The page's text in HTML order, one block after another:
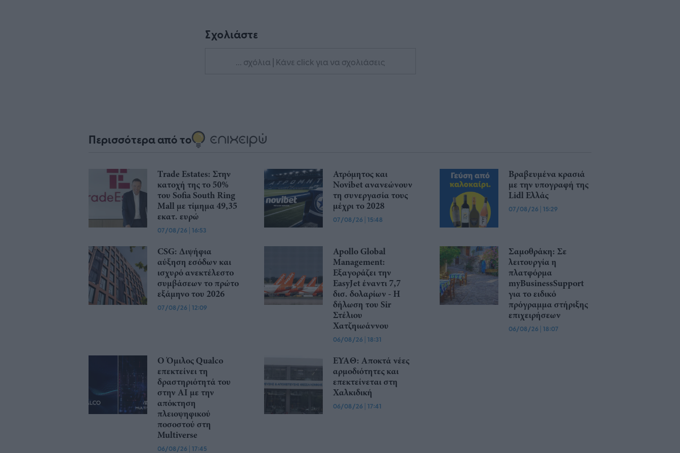
Σχολιάστε
... σχόλια | Κάνε click για να σχολιάσεις
Περισσότερα από το
Trade Estates: Στην
κατοχή της το 50%
του Sofia South Ring
Mall με τίμημα 49,35
εκατ. ευρώ
07/08/26 | 16:53
Ατρόμητος και
Novibet ανανεώνουν
τη συνεργασία τους
μέχρι το 2028
07/08/26 | 15:48
Βραβευμένα κρασιά
με την υπογραφή της
Lidl Ελλάς
07/08/26 | 15:29
CSG: Διψήφια
αύξηση εσόδων και
ισχυρό ανεκτέλεστο
συμβάσεων το πρώτο
εξάμηνο του 2026
07/08/26 | 12:09
Apollo Global
Management:
Εξαγοράζει την
EasyJet έναντι 7,7
δισ. δολαρίων - Η
δήλωση του Sir
Στέλιου
Χατζηιωάννου
06/08/26 | 18:31
Σαμοθράκη: Σε
λειτουργία η
πλατφόρμα
myBusinessSupport
για το ειδικό
πρόγραμμα στήριξης
επιχειρήσεων
06/08/26 | 18:07
Ο Όμιλος Qualco
επεκτείνει τη
δραστηριότητά του
στην ΑΙ με την
απόκτηση
πλειοψηφικού
ποσοστού στη
Multiverse
06/08/26 | 17:45
ΕΥΑΘ: Αποκτά νέες
αρμοδιότητες και
επεκτείνεται στη
Χαλκιδική
06/08/26 | 17:41